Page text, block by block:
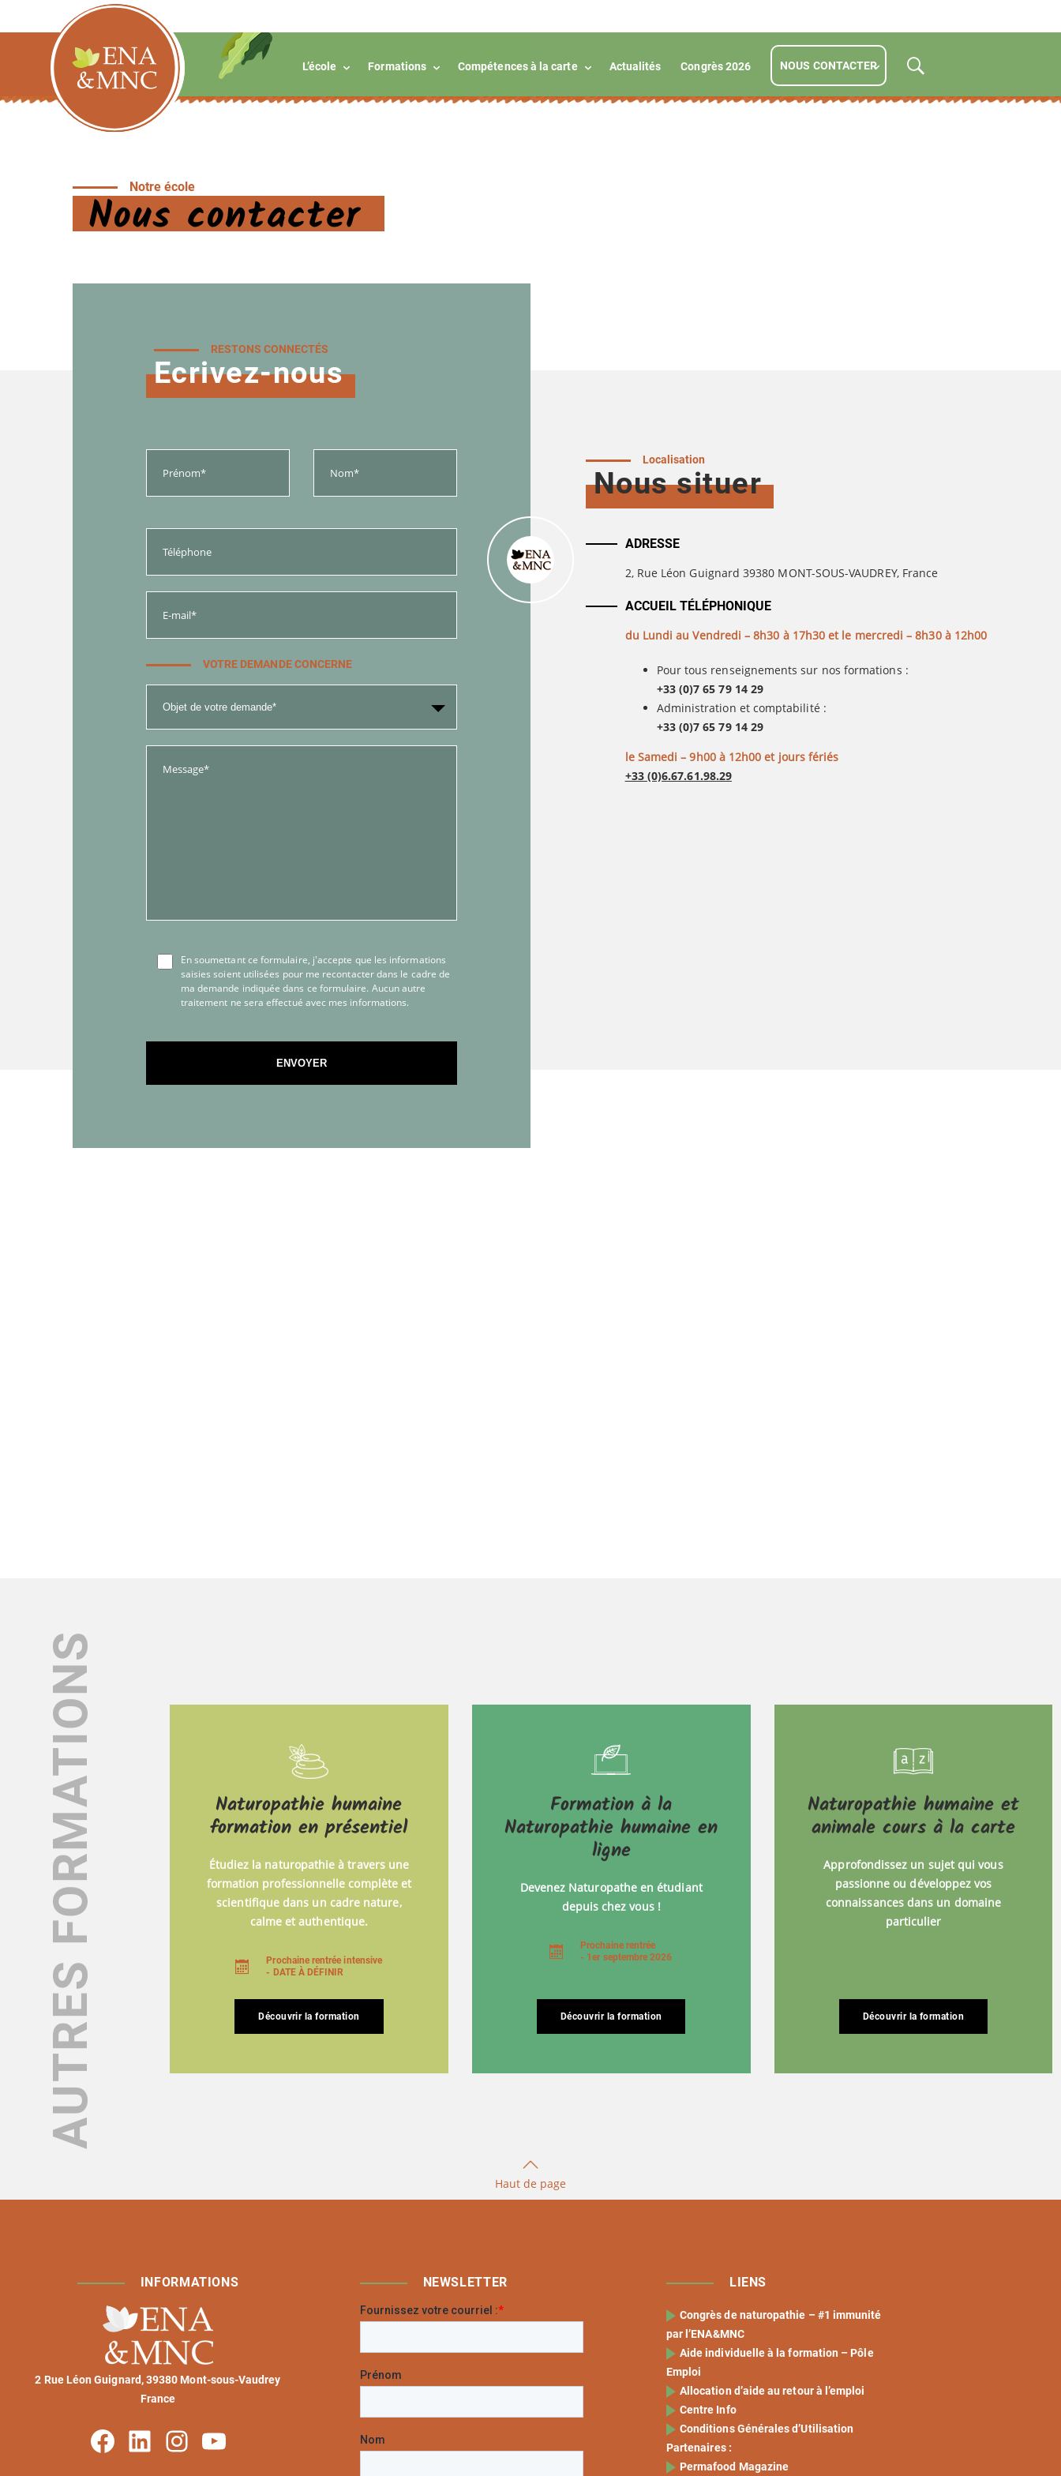
ENA
L’école Formations Compétences à la carte Actualités Congrès 2026 NOUS CONTACTER
Notre école
Nous contacter
RESTONS CONNECTÉS
Ecrivez-nous
VOTRE DEMANDE CONCERNE
En soumettant ce formulaire, j'accepte que les informations
saisies soient utilisées pour me recontacter dans le cadre de
ma demande indiquée dans ce formulaire. Aucun autre
traitement ne sera effectué avec mes informations.
Localisation
Nous situer
ADRESSE
2, Rue Léon Guignard 39380 MONT-SOUS-VAUDREY, France
ACCUEIL TÉLÉPHONIQUE
du Lundi au Vendredi – 8h30 à 17h30 et le mercredi – 8h30 à 12h00
Pour tous renseignements sur nos formations :
+33 (0)7 65 79 14 29
Administration et comptabilité :
+33 (0)7 65 79 14 29
le Samedi – 9h00 à 12h00 et jours fériés
+33 (0)6.67.61.98.29
AUTRES FORMATIONS Naturopathie humaine
formation en présentiel
Étudiez la naturopathie à travers une
formation professionnelle complète et
scientifique dans un cadre nature,
calme et authentique.
Prochaine rentrée intensive
- DATE À DÉFINIR
Découvrir la formation
Formation à la
Naturopathie humaine en
ligne
Devenez Naturopathe en étudiant
depuis chez vous !
Prochaine rentrée
- 1er septembre 2026
Découvrir la formation
Naturopathie humaine et
animale cours à la carte
Approfondissez un sujet qui vous
passionne ou développez vos
connaissances dans un domaine
particulier
Découvrir la formation
Haut de page
INFORMATIONS
2 Rue Léon Guignard, 39380 Mont-sous-Vaudrey
France
FacebookLinkedin InstagramYoutube
NEWSLETTER LIENS
Congrès de naturopathie – #1 immunité
par l’ENA&MNC
Aide individuelle à la formation – Pôle
Emploi
Allocation d’aide au retour à l’emploi
Centre Info
Conditions Générales d’Utilisation
Partenaires :
Permafood Magazine